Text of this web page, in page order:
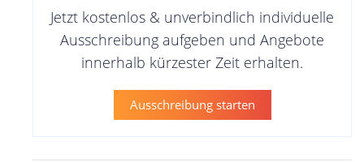
Jetzt kostenlos & unverbindlich individuelle
Ausschreibung aufgeben und Angebote
innerhalb kürzester Zeit erhalten.
Ausschreibung starten